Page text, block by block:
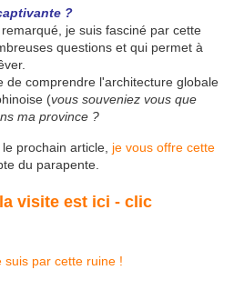
?
je suis fasciné par cette
questions et qui permet à
de comprendre l'architecture globale
(vous souveniez vous que
ma province ?
prochain article, je vous offre cette
du parapente.
visite est ici - clic